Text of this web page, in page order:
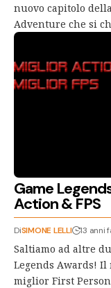
nuovo capitolo
Adventure che si
Game
Action & FPS
DiSIMONE LELLI 13 anni
Saltiamo ad altre
Legends Awards!
miglior First